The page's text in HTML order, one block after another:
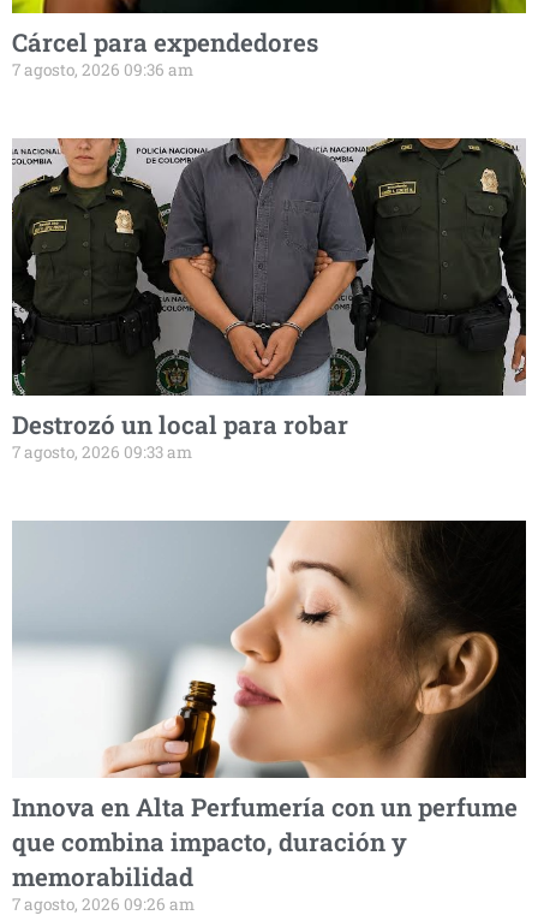
Cárcel para expendedores
7 agosto, 2026 09:36 am
Destrozó un local para robar
7 agosto, 2026 09:33 am
Innova en Alta Perfumería con un perfume
que combina impacto, duración y
memorabilidad
7 agosto, 2026 09:26 am